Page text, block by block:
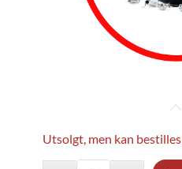
Utsolgt, men kan bestilles